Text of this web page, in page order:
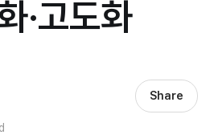
·고도화
Share